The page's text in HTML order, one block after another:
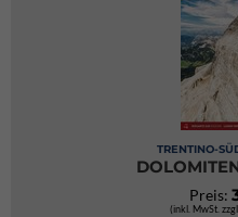
TRENTINO-
Preis:
(inkl. MwSt.